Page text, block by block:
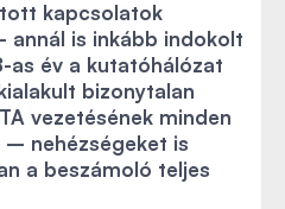
kapcsolatok
is inkább indokolt
as év a kutatóhálózat
bizonytalan
vezetésének minden
nehézségeket is
a beszámoló teljes